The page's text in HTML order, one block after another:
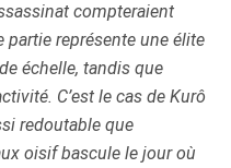
compteraient
représente une élite
échelle, tandis que
C’est le cas de Kurô
redoutable que
oisif bascule le jour où